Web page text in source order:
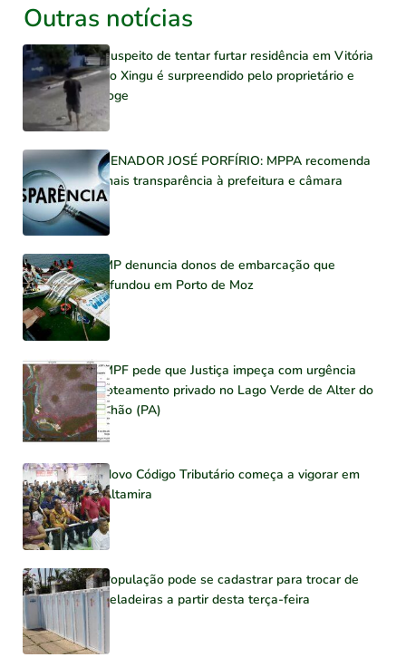
Outras notícias
Suspeito de tentar furtar residência em Vitória
do Xingu é surpreendido pelo proprietário e
foge
SENADOR JOSÉ PORFÍRIO: MPPA recomenda
mais transparência à prefeitura e câmara
MP denuncia donos de embarcação que
afundou em Porto de Moz
MPF pede que Justiça impeça com urgência
loteamento privado no Lago Verde de Alter do
Chão (PA)
Novo Código Tributário começa a vigorar em
Altamira
População pode se cadastrar para trocar de
geladeiras a partir desta terça-feira